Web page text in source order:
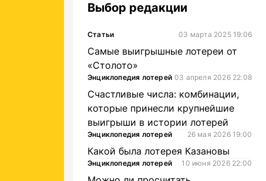
Выбор редакции
Статьи 03 марта 2025 19:06
Самые выигрышные лотереи от
«Столото»
Энциклопедия лотерей 03 апреля 2026 22:08
Счастливые числа: комбинации,
которые принесли крупнейшие
выигрыши в истории лотерей
Энциклопедия лотерей 26 мая 2026 19:00
Какой была лотерея Казановы
Энциклопедия лотерей 10 июня 2026 22:00